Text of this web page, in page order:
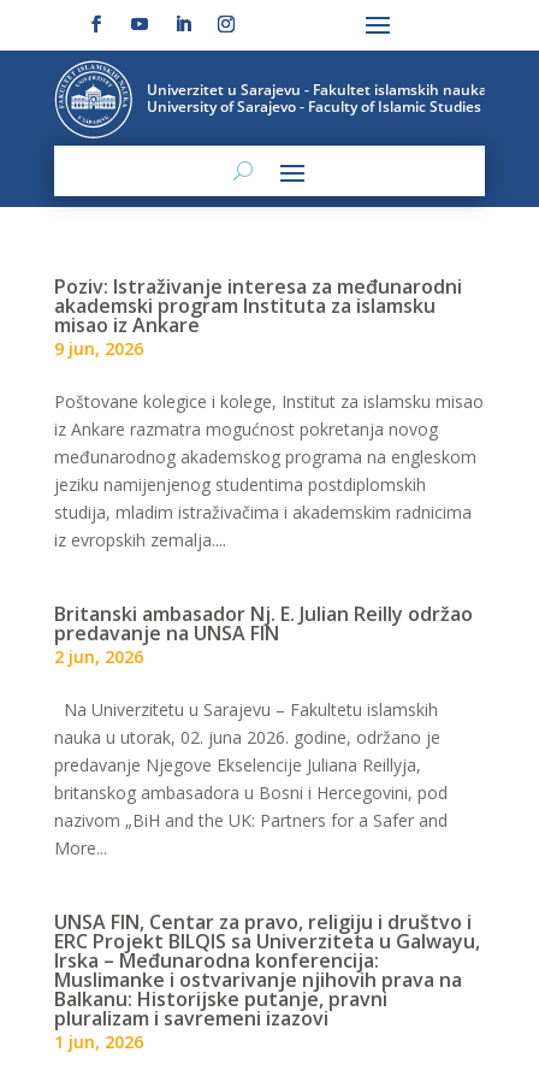
Poziv: Istraživanje interesa za međunarodni
akademski program Instituta za islamsku
misao iz Ankare
9 jun, 2026
Poštovane kolegice i kolege, Institut za islamsku misao
iz Ankare razmatra mogućnost pokretanja novog
međunarodnog akademskog programa na engleskom
jeziku namijenjenog studentima postdiplomskih
studija, mladim istraživačima i akademskim radnicima
iz evropskih zemalja....
Britanski ambasador Nj. E. Julian Reilly održao
predavanje na UNSA FIN
2 jun, 2026
Na Univerzitetu u Sarajevu – Fakultetu islamskih
nauka u utorak, 02. juna 2026. godine, održano je
predavanje Njegove Ekselencije Juliana Reillyja,
britanskog ambasadora u Bosni i Hercegovini, pod
nazivom „BiH and the UK: Partners for a Safer and
More...
UNSA FIN, Centar za pravo, religiju i društvo i
ERC Projekt BILQIS sa Univerziteta u Galwayu,
Irska – Međunarodna konferencija:
Muslimanke i ostvarivanje njihovih prava na
Balkanu: Historijske putanje, pravni
pluralizam i savremeni izazovi
1 jun, 2026